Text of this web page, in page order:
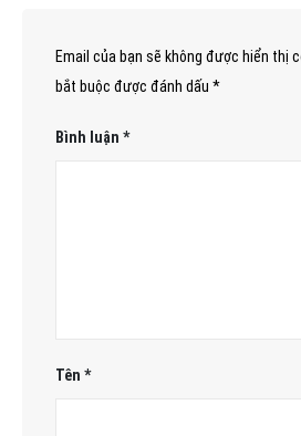
Email của bạn sẽ không được hiển thị
bắt buộc được đánh dấu *
Bình luận *
Tên *